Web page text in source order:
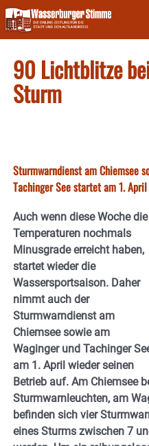
Skip
to
content
90 Lichtblitze
Sturm
Sturmwarndienst am Chiemsee
Tachinger See startet am 1. April
Auch wenn diese Woche die
Temperaturen nochmals
Minusgrade erreicht haben,
startet wieder die
Wassersportsaison. Daher
nimmt auch der
Sturmwarndienst am
Chiemsee sowie am
Waginger und Tachinger
am 1. April wieder seinen
Betrieb auf. Am Chiemsee
Sturmwarnleuchten, am
befinden sich vier
eines Sturms zwischen 7